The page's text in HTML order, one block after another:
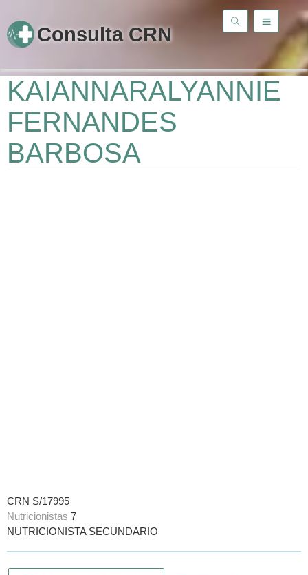
Consulta CRN
KAIANNARALYANNIE
FERNANDES
BARBOSA
CRN S/17995
Nutricionistas 7
NUTRICIONISTA SECUNDARIO